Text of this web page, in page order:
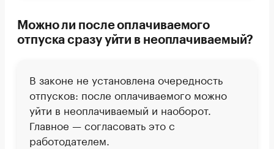
Можно ли после оплачиваемого
отпуска сразу уйти в неоплачиваемый?
В законе не установлена очередность
отпусков: после оплачиваемого можно
уйти в неоплачиваемый и наоборот.
Главное — согласовать это с
работодателем.